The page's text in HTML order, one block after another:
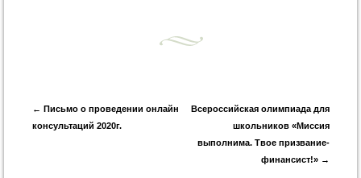
Запись навигация
← Письмо о проведении онлайн
консультаций 2020г.
Всероссийская олимпиада для
школьников «Миссия
выполнима. Твое призвание-
финансист!» →